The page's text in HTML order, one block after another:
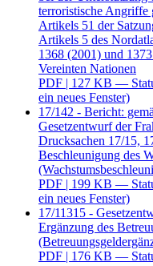
terroristische Angriffe
Artikels 51 der
Artikels 5 des
1368 (2001) und
Vereinten Nationen
PDF | 127 KB —
ein neues Fenster)
17/142 - Bericht:
Gesetzentwurf der
Drucksachen 17/15,
Beschleunigung des
PDF | 199 KB —
ein neues Fenster)
17/11315 -
Ergänzung des
PDF | 176 KB —